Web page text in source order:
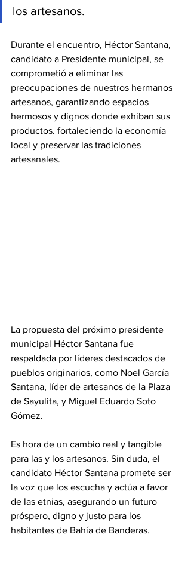
los artesanos.
Durante el encuentro, Héctor Santana,
candidato a Presidente municipal, se
comprometió a eliminar las
preocupaciones de nuestros hermanos
artesanos, garantizando espacios
hermosos y dignos donde exhiban sus
productos. fortaleciendo la economía
local y preservar las tradiciones
artesanales.
La propuesta del próximo presidente
municipal Héctor Santana fue
respaldada por líderes destacados de
pueblos originarios, como Noel García
Santana, líder de artesanos de la Plaza
de Sayulita, y Miguel Eduardo Soto
Gómez.
Es hora de un cambio real y tangible
para las y los artesanos. Sin duda, el
candidato Héctor Santana promete ser
la voz que los escucha y actúa a favor
de las etnias, asegurando un futuro
próspero, digno y justo para los
habitantes de Bahía de Banderas.